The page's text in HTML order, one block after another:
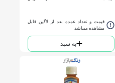
قیمت و تعداد عمده بعد از لاگین قابل
مشاهده میباشد
به سبد